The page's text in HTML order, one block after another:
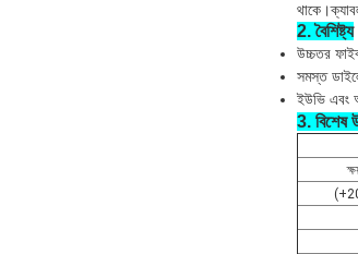
2. বৈশিষ্ট্য
উচ্চতর
সমস্ত
ইউভি এবং
3. বিশেষ